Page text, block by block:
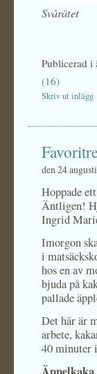
Svårätet
Publicerad i
(16)
Skriv ut inlägg
den 24
Hoppade
Äntligen!
Ingrid
Imorgon
i
hos en av
bjuda på
pallade
Det här är
arbete,
40 minuter